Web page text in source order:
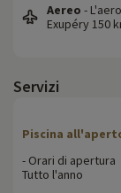
Aereo -
Exupéry 150
Servizi
Piscina
- Orari di apertura
Tutto l'anno